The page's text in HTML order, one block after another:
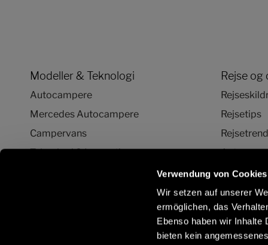
Verwendung von Cookies
Wir setzen auf unserer
ermöglichen, das
Ebenso haben wir Inhalte
bieten kein
Modeller & Teknologi
Autocampere
Mercedes Autocampere
Campervans
Teknologi & Innovation
Rejse og
Rejsetips